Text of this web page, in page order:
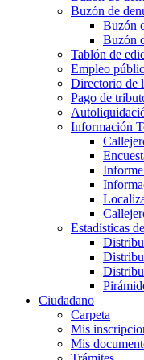
Buzón de
Buzón
Buzón
Tablón de
Empleo
Directorio de
Pago de
Información
Estadísticas
Ciudadano
Carpeta
Mis
Mis